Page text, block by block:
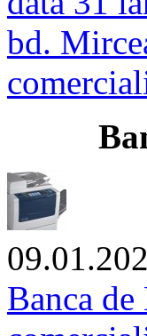
bd.
de
Banca